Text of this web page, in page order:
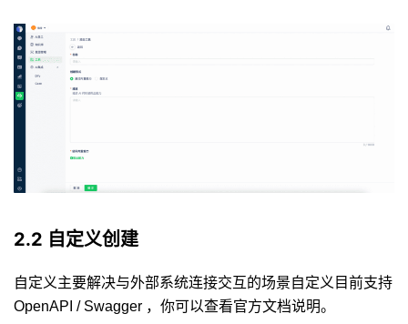
2.2 自定义创建
自定义主要解决与外部系统连接交互的场景自定义目前支持
OpenAPI / Swagger ，你可以查看官方文档说明。